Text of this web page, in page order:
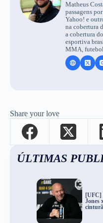
Matheus
passagens
Yahoo! e
na cobertura
a cobertura
esportiva
MMA,
Share your love
ÚLTIMAS
[UFC]
Jones